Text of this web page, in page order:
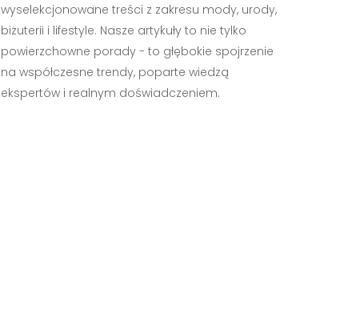
wyselekcjonowane treści z zakresu mody, urody,
biżuterii i lifestyle. Nasze artykuły to nie tylko
powierzchowne porady - to głębokie spojrzenie
na współczesne trendy, poparte wiedzą
ekspertów i realnym doświadczeniem.